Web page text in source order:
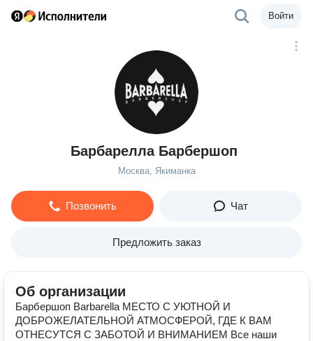
Войти
Барбарелла Барбершоп
Москва, Якиманка
Позвонить Чат
Предложить заказ
Об организации
Барбершоп Barbarella МЕСТО С УЮТНОЙ И
ДОБРОЖЕЛАТЕЛЬНОЙ АТМОСФЕРОЙ, ГДЕ К ВАМ
ОТНЕСУТСЯ С ЗАБОТОЙ И ВНИМАНИЕМ Все наши